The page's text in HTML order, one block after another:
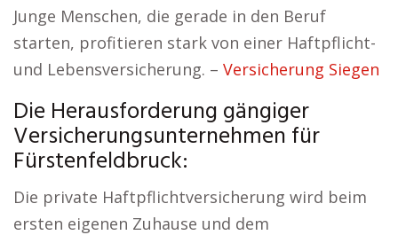
Junge Menschen, die gerade in den Beruf
starten, profitieren stark von einer Haftpflicht-
und Lebensversicherung. – Versicherung Siegen
Die Herausforderung gängiger
Versicherungsunternehmen für
Fürstenfeldbruck:
Die private Haftpflichtversicherung wird beim
ersten eigenen Zuhause und dem